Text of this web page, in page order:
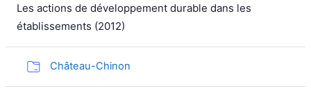
Les actions de développement durable dans les
établissements (2012)
Château-Chinon